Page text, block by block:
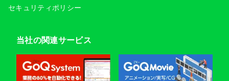
セキュリティポリシー
当社の関連サービス